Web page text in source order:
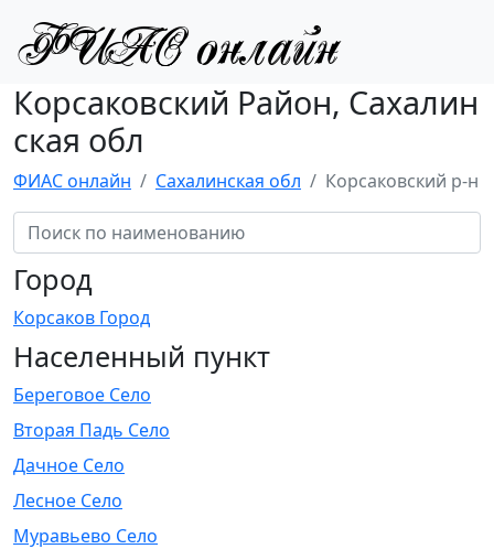
Корсаковский Район, Сахалин
ская обл
ФИАС онлайн Сахалинская обл Корсаковский р-н
Город
Корсаков Город
Населенный пункт
Береговое Село
Вторая Падь Село
Дачное Село
Лесное Село
Муравьево Село